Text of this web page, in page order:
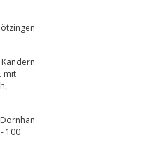
Kandern
mit
Dornhan
- 100